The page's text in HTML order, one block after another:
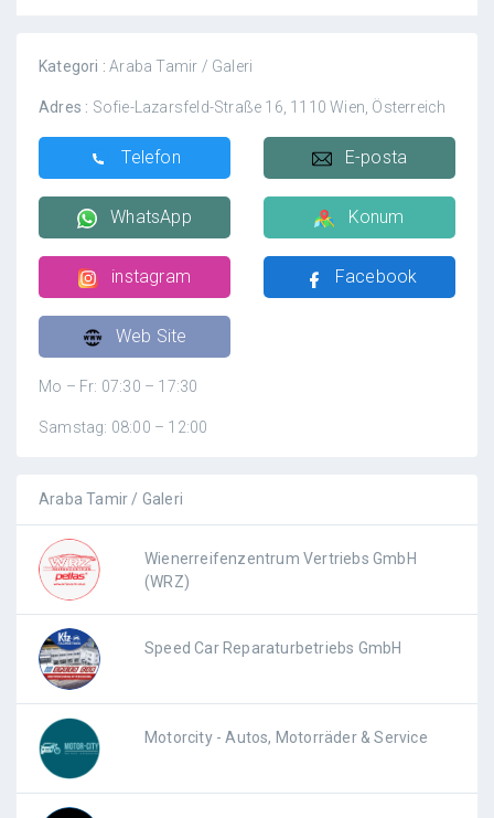
Kategori :Araba Tamir / Galeri
Adres : Sofie-Lazarsfeld-Straße 16, 1110 Wien, Österreich
Telefon E-posta
WhatsApp Konum
instagram Facebook
Web Site
Mo – Fr: 07:30 – 17:30
Samstag: 08:00 – 12:00
Araba Tamir / Galeri
Wienerreifenzentrum Vertriebs GmbH
(WRZ)
Speed Car Reparaturbetriebs GmbH
Motorcity - Autos, Motorräder & Service